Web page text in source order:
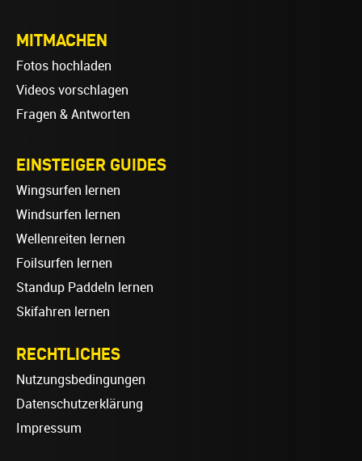
MITMACHEN
Fotos hochladen
Videos vorschlagen
Fragen & Antworten
EINSTEIGER GUIDES
Wingsurfen lernen
Windsurfen lernen
Wellenreiten lernen
Foilsurfen lernen
Standup Paddeln lernen
Skifahren lernen
RECHTLICHES
Nutzungsbedingungen
Datenschutzerklärung
Impressum